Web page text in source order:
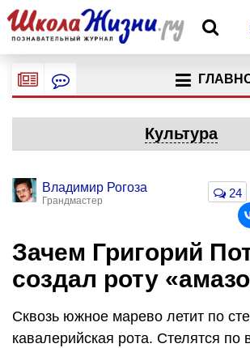
Культура
Владимир Рогоза
Грандмастер
24
Зачем Григорий
создал роту
Сквозь южное марево летит по
кавалерийская рота. Стелятся по